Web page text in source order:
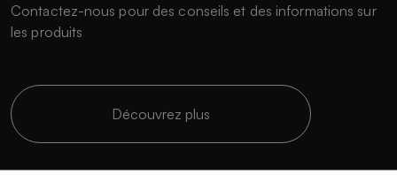
Contactez-nous pour des conseils et des informations sur
les produits
Découvrez plus